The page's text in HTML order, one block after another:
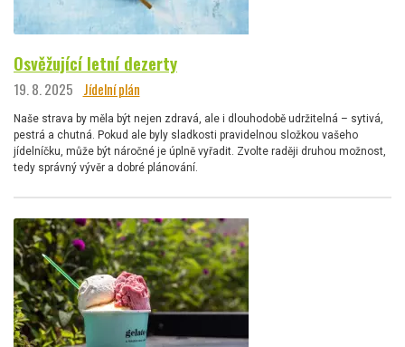
Osvěžující letní dezerty
19. 8. 2025 Jídelní plán
Naše strava by měla být nejen zdravá, ale i dlouhodobě udržitelná – sytivá,
pestrá a chutná. Pokud ale byly sladkosti pravidelnou složkou vašeho
jídelníčku, může být náročné je úplně vyřadit. Zvolte raději druhou možnost,
tedy správný vývěr a dobré plánování.